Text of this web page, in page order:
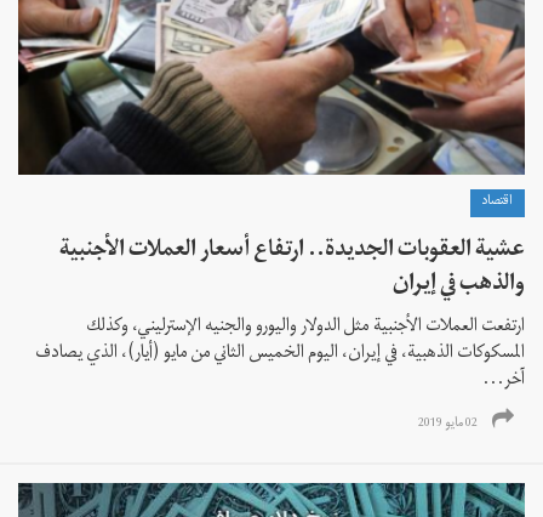
اقتصاد
عشية العقوبات الجديدة.. ارتفاع أسعار العملات الأجنبية
والذهب في إيران
ارتفعت العملات الأجنبية مثل الدولار واليورو والجنيه الإسترليني، وكذلك
المسكوكات الذهبية، في إيران، اليوم الخميس الثاني من مايو (أيار)، الذي يصادف
آخر...
02 مايو 2019